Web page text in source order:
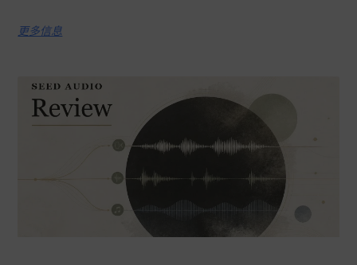
更多信息